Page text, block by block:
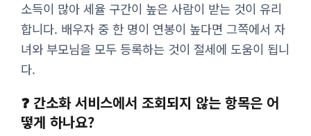
소득이 많아 세율 구간이 높은 사람이 받는 것이 유리
합니다. 배우자 중 한 명이 연봉이 높다면 그쪽에서 자
녀와 부모님을 모두 등록하는 것이 절세에 도움이 됩니
다.
❓ 간소화 서비스에서 조회되지 않는 항목은 어
떻게 하나요?